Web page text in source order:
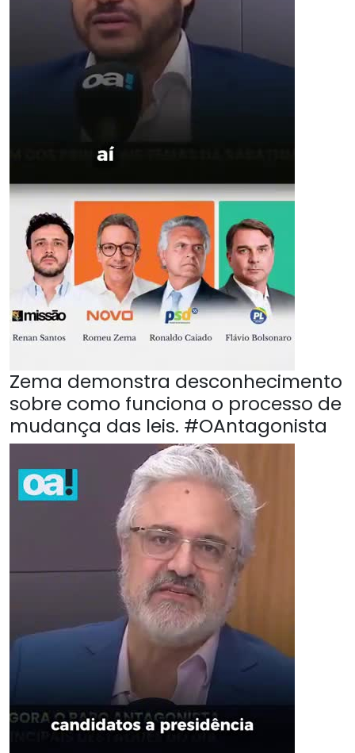
Zema demonstra desconhecimento
sobre como funciona o processo de
mudança das leis. #OAntagonista